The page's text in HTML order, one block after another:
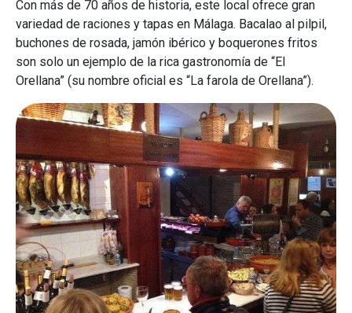
Con más de 70 años de historia, este local ofrece gran
variedad de raciones y tapas en Málaga. Bacalao al pilpil,
buchones de rosada, jamón ibérico y boquerones fritos
son solo un ejemplo de la rica gastronomía de “El
Orellana” (su nombre oficial es “La farola de Orellana”).